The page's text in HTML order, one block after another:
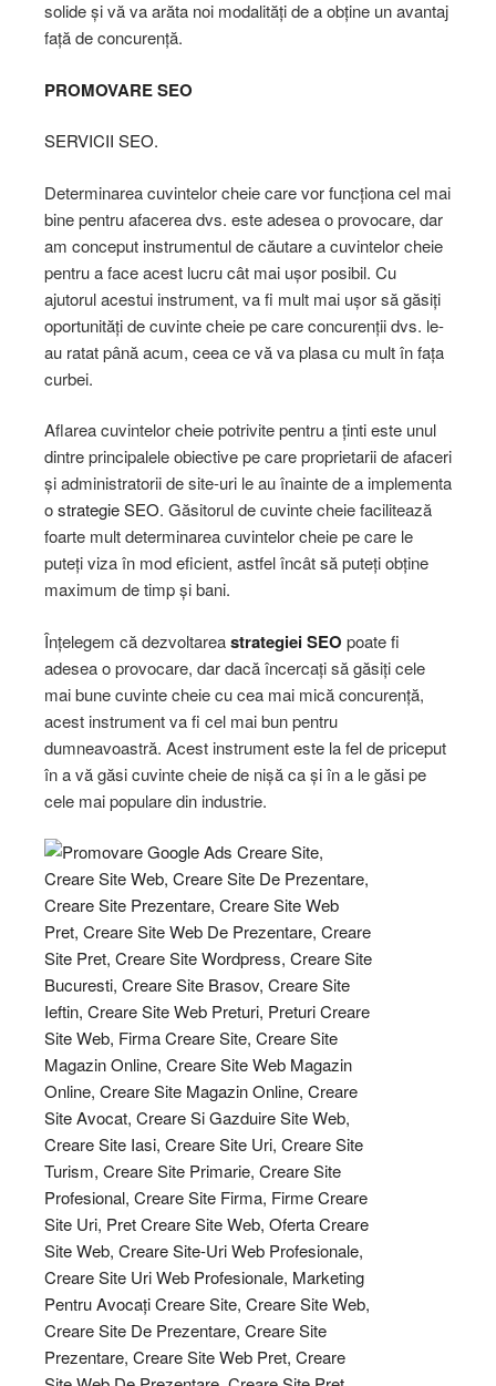
solide și vă va arăta noi modalități de a obține un avantaj
față de concurență.
PROMOVARE SEO
SERVICII SEO.
Determinarea cuvintelor cheie care vor funcționa cel mai
bine pentru afacerea dvs. este adesea o provocare, dar
am conceput instrumentul de căutare a cuvintelor cheie
pentru a face acest lucru cât mai ușor posibil. Cu
ajutorul acestui instrument, va fi mult mai ușor să găsiți
oportunități de cuvinte cheie pe care concurenții dvs. le-
au ratat până acum, ceea ce vă va plasa cu mult în fața
curbei.
Aflarea cuvintelor cheie potrivite pentru a ținti este unul
dintre principalele obiective pe care proprietarii de afaceri
și administratorii de site-uri le au înainte de a implementa
ostrategie SEO. Găsitorul de cuvinte cheie facilitează
foarte mult determinarea cuvintelor cheie pe care le
puteți viza în mod eficient, astfel încât să puteți obține
maximum de timp și bani.
Înțelegem că dezvoltareastrategiei SEO poate fi
adesea o provocare, dar dacă încercați să găsiți cele
mai bune cuvinte cheie cu cea mai mică concurență,
acest instrument va fi cel mai bun pentru
dumneavoastră. Acest instrument este la fel de priceput
în a vă găsi cuvinte cheie de nișă ca și în a le găsi pe
cele mai populare din industrie.